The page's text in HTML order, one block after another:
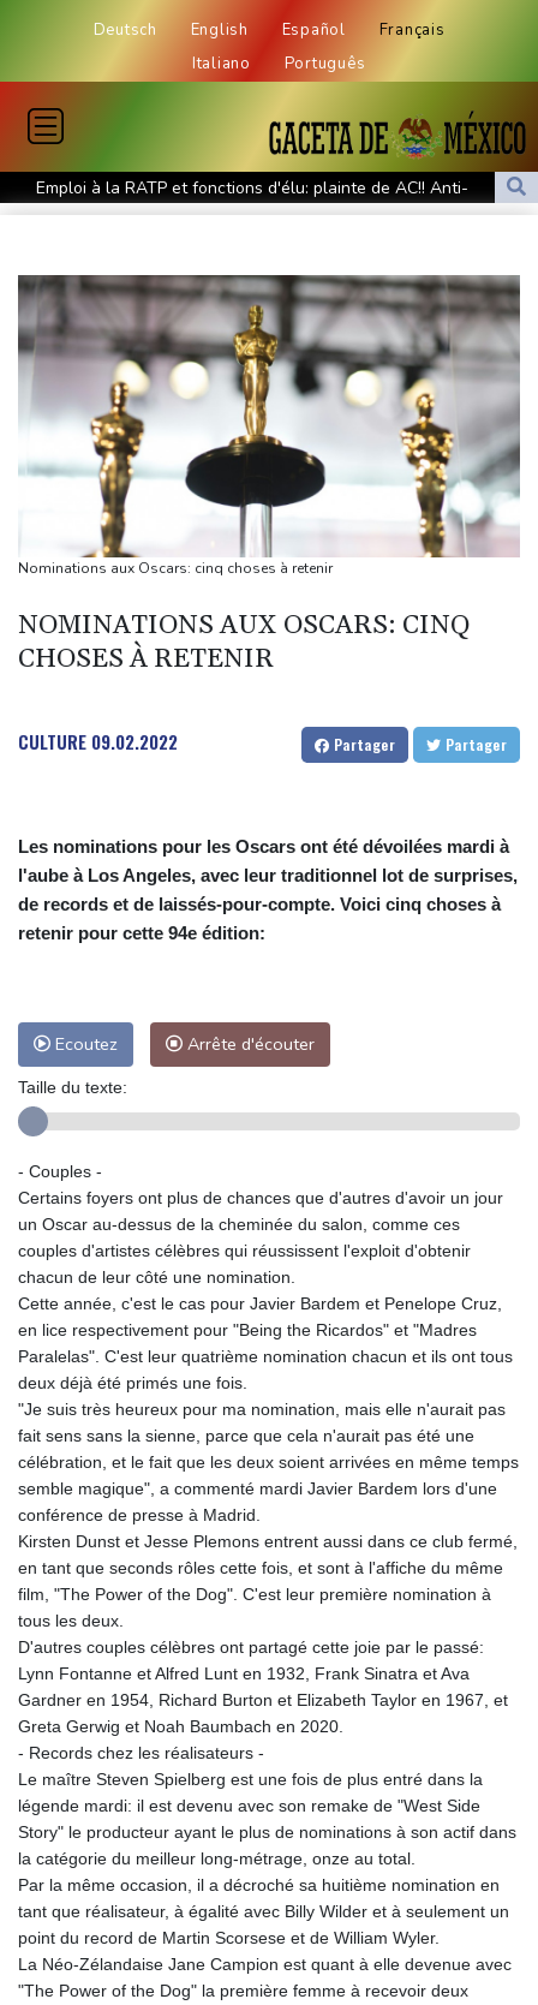
Deutsch English Español
Français
Italiano
Português
Emploi à la RATP et fonctions d'élu: plainte de AC!! Anti-
Corruption visant Bally Bagayoko
municipal de Cagnes-sur-Mer
Face à la guerre, Arabie saoudite, Pakistan et Turquie scellent un
pacte de défense
Euro de natation: Olivier et Fontaine offrent aux Bleus deux
médailles en eau libre
L'Eglise détaille le riche programme du pape en France fin
septembre
Les Bourses européennes en hausse dans l'attente des chiffres
de l'emploi américain
en lice
Grèce : trois personnes en détention provisoire après l'incendie à
Meta sommé de verser près d'un milliard de dollars pour réparer
Nominations aux Oscars: cinq choses à retenir
NOMINATIONS AUX OSCARS: CINQ
CHOSES À RETENIR
CULTURE 09.02.2022 Partager Partager
Les nominations pour les Oscars ont été dévoilées mardi à
l'aube à Los Angeles, avec leur traditionnel lot de surprises,
de records et de laissés-pour-compte. Voici cinq choses à
retenir pour cette 94e édition:
Ecoutez Arrête d'écouter
Taille du texte:
- Couples -
Certains foyers ont plus de chances que d'autres d'avoir un jour
un Oscar au-dessus de la cheminée du salon, comme ces
couples d'artistes célèbres qui réussissent l'exploit d'obtenir
chacun de leur côté une nomination.
Cette année, c'est le cas pour Javier Bardem et Penelope Cruz,
en lice respectivement pour "Being the Ricardos" et "Madres
Paralelas". C'est leur quatrième nomination chacun et ils ont tous
deux déjà été primés une fois.
"Je suis très heureux pour ma nomination, mais elle n'aurait pas
fait sens sans la sienne, parce que cela n'aurait pas été une
célébration, et le fait que les deux soient arrivées en même temps
semble magique", a commenté mardi Javier Bardem lors d'une
conférence de presse à Madrid.
Kirsten Dunst et Jesse Plemons entrent aussi dans ce club fermé,
en tant que seconds rôles cette fois, et sont à l'affiche du même
film, "The Power of the Dog". C'est leur première nomination à
tous les deux.
D'autres couples célèbres ont partagé cette joie par le passé:
Lynn Fontanne et Alfred Lunt en 1932, Frank Sinatra et Ava
Gardner en 1954, Richard Burton et Elizabeth Taylor en 1967, et
Greta Gerwig et Noah Baumbach en 2020.
- Records chez les réalisateurs -
Le maître Steven Spielberg est une fois de plus entré dans la
légende mardi: il est devenu avec son remake de "West Side
Story" le producteur ayant le plus de nominations à son actif dans
la catégorie du meilleur long-métrage, onze au total.
Par la même occasion, il a décroché sa huitième nomination en
tant que réalisateur, à égalité avec Billy Wilder et à seulement un
point du record de Martin Scorsese et de William Wyler.
La Néo-Zélandaise Jane Campion est quant à elle devenue avec
"The Power of the Dog" la première femme à recevoir deux